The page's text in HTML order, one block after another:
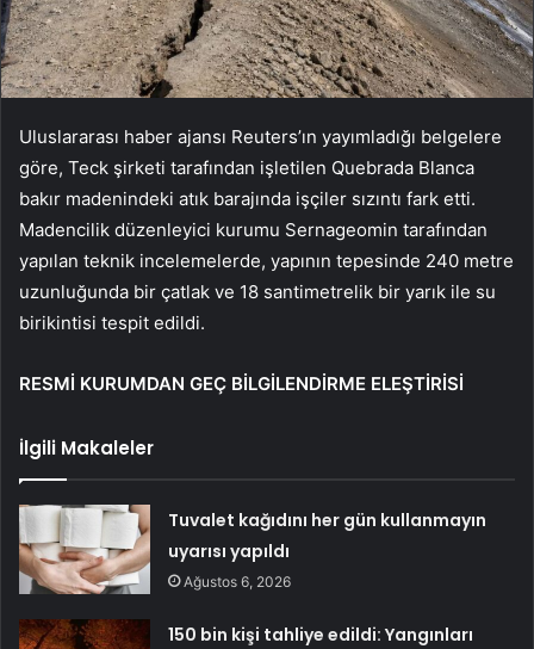
Uluslararası haber ajansı Reuters’ın yayımladığı belgelere
göre, Teck şirketi tarafından işletilen Quebrada Blanca
bakır madenindeki atık barajında işçiler sızıntı fark etti.
Madencilik düzenleyici kurumu Sernageomin tarafından
yapılan teknik incelemelerde, yapının tepesinde 240 metre
uzunluğunda bir çatlak ve 18 santimetrelik bir yarık ile su
birikintisi tespit edildi.
RESMİ KURUMDAN GEÇ BİLGİLENDİRME ELEŞTİRİSİ
İlgili Makaleler
Tuvalet kağıdını her gün kullanmayın
uyarısı yapıldı
Ağustos 6, 2026
150 bin kişi tahliye edildi: Yangınları